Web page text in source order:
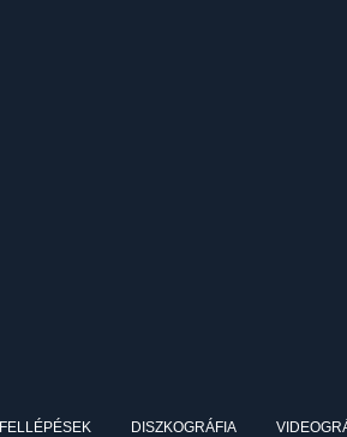
FELLÉPÉSEK DISZKOGRÁFIA